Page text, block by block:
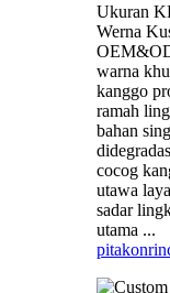
Ukuran
Werna
warna
kanggo
ramah
bahan
cocog
utawa
sadar
utama ...
pitakon